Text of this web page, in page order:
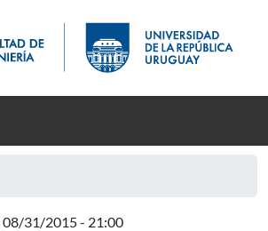
08/31/2015 - 21:00